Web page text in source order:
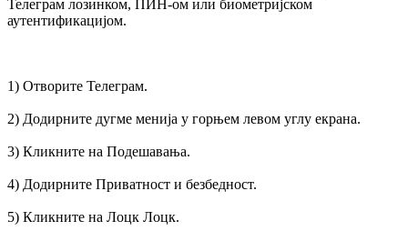
Телеграм лозинком, ПИН-ом или биометријском
аутентификацијом.
1) Отворите Телеграм.
2) Додирните дугме менија у горњем левом углу екрана.
3) Кликните на Подешавања.
4) Додирните Приватност и безбедност.
5) Кликните на Лоцк Лоцк.